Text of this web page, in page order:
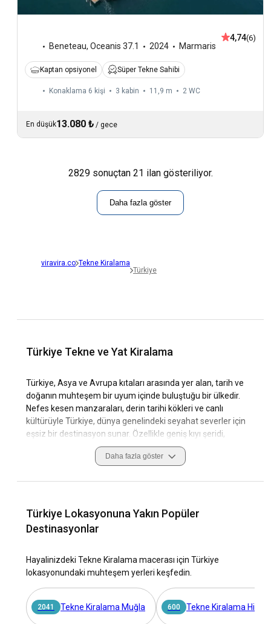
Beneteau, Oceanis 37.1 2024 Marmaris
4,74(6)
Kaptan opsiyonel Süper Tekne Sahibi
Konaklama 6 kişi 3 kabin 11,9 m 2 WC
En düşük13.080 ₺ / gece
2829 sonuçtan 21 ilan gösteriliyor.
Daha fazla göster
viravira.co Tekne Kiralama
Türkiye
Türkiye Tekne ve Yat Kiralama
Türkiye, Asya ve Avrupa kıtaları arasında yer alan, tarih ve
doğanın muhteşem bir uyum içinde buluştuğu bir ülkedir.
Nefes kesen manzaraları, derin tarihi kökleri ve canlı
kültürüyle Türkiye, dünya genelindeki seyahat severler için
eşsiz bir destinasyon sunar. Özellikle geniş kıyı şeridi,
muhteşem marinalar ve sakin koylarla dolu olan Türkiye,
tekne kiralama ve yat kiralama tutkunları için mükemmel
ötesinde, ülkenin kıyı şeridinin ihtişamını olağanüstü bir bakış
açısından deneyimlemek için bir fırsattır. Yumuşak rüzgarlar
ve sıcak Akdeniz iklimi gibi elverişli yelken koşulları, tarih ve
kiralama deneyimini keşif ve zevk dolu bir maceraya
dönüştürür.
Türkiye’de Yat ve Tekne Kiralama: Neden Tercih
Edilmeli?
Daha fazla göster
Türkiye Lokasyonuna Yakın Popüler
Destinasyonlar
Hayalinizdeki Tekne Kiralama macerası için Türkiye
lokasyonundaki muhteşem yerleri keşfedin.
2041 Tekne Kiralama Muğla 600 Tekne Kiralama